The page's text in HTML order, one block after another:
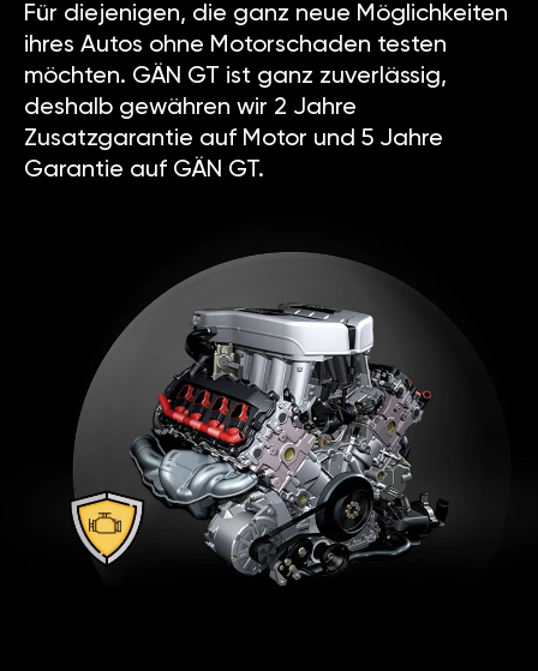
Für diejenigen, die ganz neue Möglichkeiten
ihres Autos ohne Motorschaden testen
möchten. GÄN GT ist ganz zuverlässig,
deshalb gewähren wir 2 Jahre
Zusatzgarantie auf Motor und 5 Jahre
Garantie auf GÄN GT.